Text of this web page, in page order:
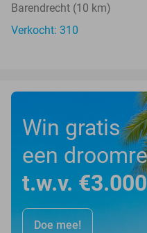
Barendrecht (10 km)
Verkocht: 310
Win gratis
een
t.w.v. €3.000
Doe mee!